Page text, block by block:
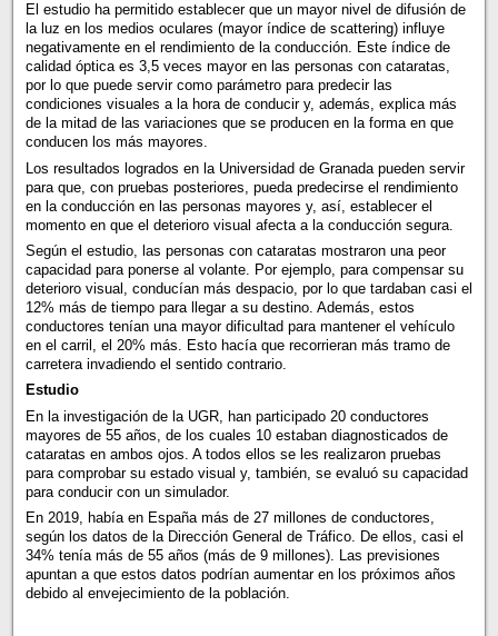
El estudio ha permitido establecer que un mayor nivel de difusión de
la luz en los medios oculares (mayor índice de scattering) influye
negativamente en el rendimiento de la conducción. Este índice de
calidad óptica es 3,5 veces mayor en las personas con cataratas,
por lo que puede servir como parámetro para predecir las
condiciones visuales a la hora de conducir y, además, explica más
de la mitad de las variaciones que se producen en la forma en que
conducen los más mayores.
Los resultados logrados en la Universidad de Granada pueden servir
para que, con pruebas posteriores, pueda predecirse el rendimiento
en la conducción en las personas mayores y, así, establecer el
momento en que el deterioro visual afecta a la conducción segura.
Según el estudio, las personas con cataratas mostraron una peor
capacidad para ponerse al volante. Por ejemplo, para compensar su
deterioro visual, conducían más despacio, por lo que tardaban casi el
12% más de tiempo para llegar a su destino. Además, estos
conductores tenían una mayor dificultad para mantener el vehículo
en el carril, el 20% más. Esto hacía que recorrieran más tramo de
carretera invadiendo el sentido contrario.
Estudio
En la investigación de la UGR, han participado 20 conductores
mayores de 55 años, de los cuales 10 estaban diagnosticados de
cataratas en ambos ojos. A todos ellos se les realizaron pruebas
para comprobar su estado visual y, también, se evaluó su capacidad
para conducir con un simulador.
En 2019, había en España más de 27 millones de conductores,
según los datos de la Dirección General de Tráfico. De ellos, casi el
34% tenía más de 55 años (más de 9 millones). Las previsiones
apuntan a que estos datos podrían aumentar en los próximos años
debido al envejecimiento de la población.